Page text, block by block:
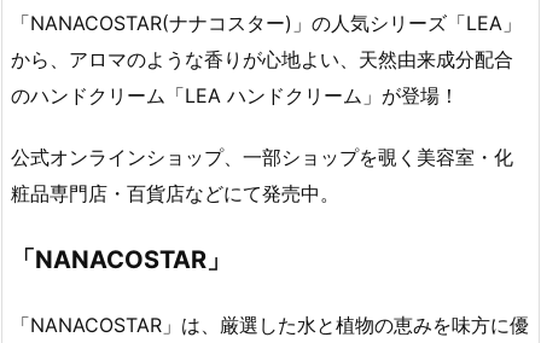
「NANACOSTAR(ナナコスター)」の人気シリーズ「LEA」
から、アロマのような香りが心地よい、天然由来成分配合
のハンドクリーム「LEA ハンドクリーム」が登場！
公式オンラインショップ、一部ショップを覗く美容室・化
粧品専門店・百貨店などにて発売中。
「NANACOSTAR」
「NANACOSTAR」は、厳選した水と植物の恵みを味方に優